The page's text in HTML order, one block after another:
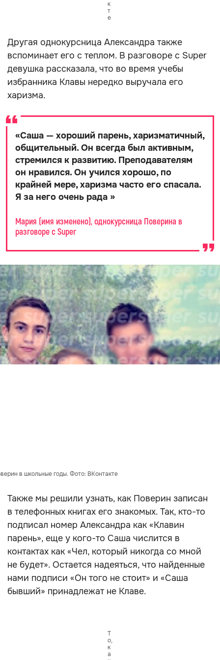
к
т
е
Другая однокурсница Александра также
вспоминает его с теплом. В разговоре с Super
девушка рассказала, что во время учебы
избранника Клавы нередко выручала его
харизма.
«Саша — хороший парень, харизматичный,
общительный. Он всегда был активным,
стремился к развитию. Преподавателям
он нравился. Он учился хорошо, по
крайней мере, харизма часто его спасала.
Я за него очень рада »
Мария (имя изменено), однокурсница Поверина в
разговоре с Super
в школьные годы. Фото: ВКонтакте
Также мы решили узнать, как Поверин записан
в телефонных книгах его знакомых. Так, кто-то
подписал номер Александра как «Клавин
парень», еще у кого-то Саша числится в
контактах как «Чел, который никогда со мной
не будет». Остается надеяться, что найденные
нами подписи «Он того не стоит» и «Саша
бывший» принадлежат не Клаве.
Т
о,
к
а